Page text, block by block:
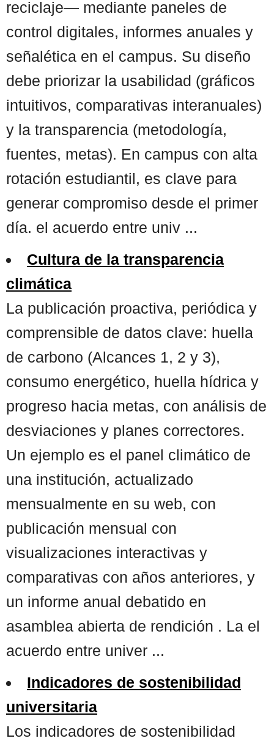
reciclaje— mediante paneles de
control digitales, informes anuales y
señalética en el campus. Su diseño
debe priorizar la usabilidad (gráficos
intuitivos, comparativas interanuales)
y la transparencia (metodología,
fuentes, metas). En campus con alta
rotación estudiantil, es clave para
generar compromiso desde el primer
día. el acuerdo entre univ ...
Cultura de la transparencia
climática
La publicación proactiva, periódica y
comprensible de datos clave: huella
de carbono (Alcances 1, 2 y 3),
consumo energético, huella hídrica y
progreso hacia metas, con análisis de
desviaciones y planes correctores.
Un ejemplo es el panel climático de
una institución, actualizado
mensualmente en su web, con
publicación mensual con
visualizaciones interactivas y
comparativas con años anteriores, y
un informe anual debatido en
asamblea abierta de rendición . La el
acuerdo entre univer ...
Indicadores de sostenibilidad
universitaria
Los indicadores de sostenibilidad